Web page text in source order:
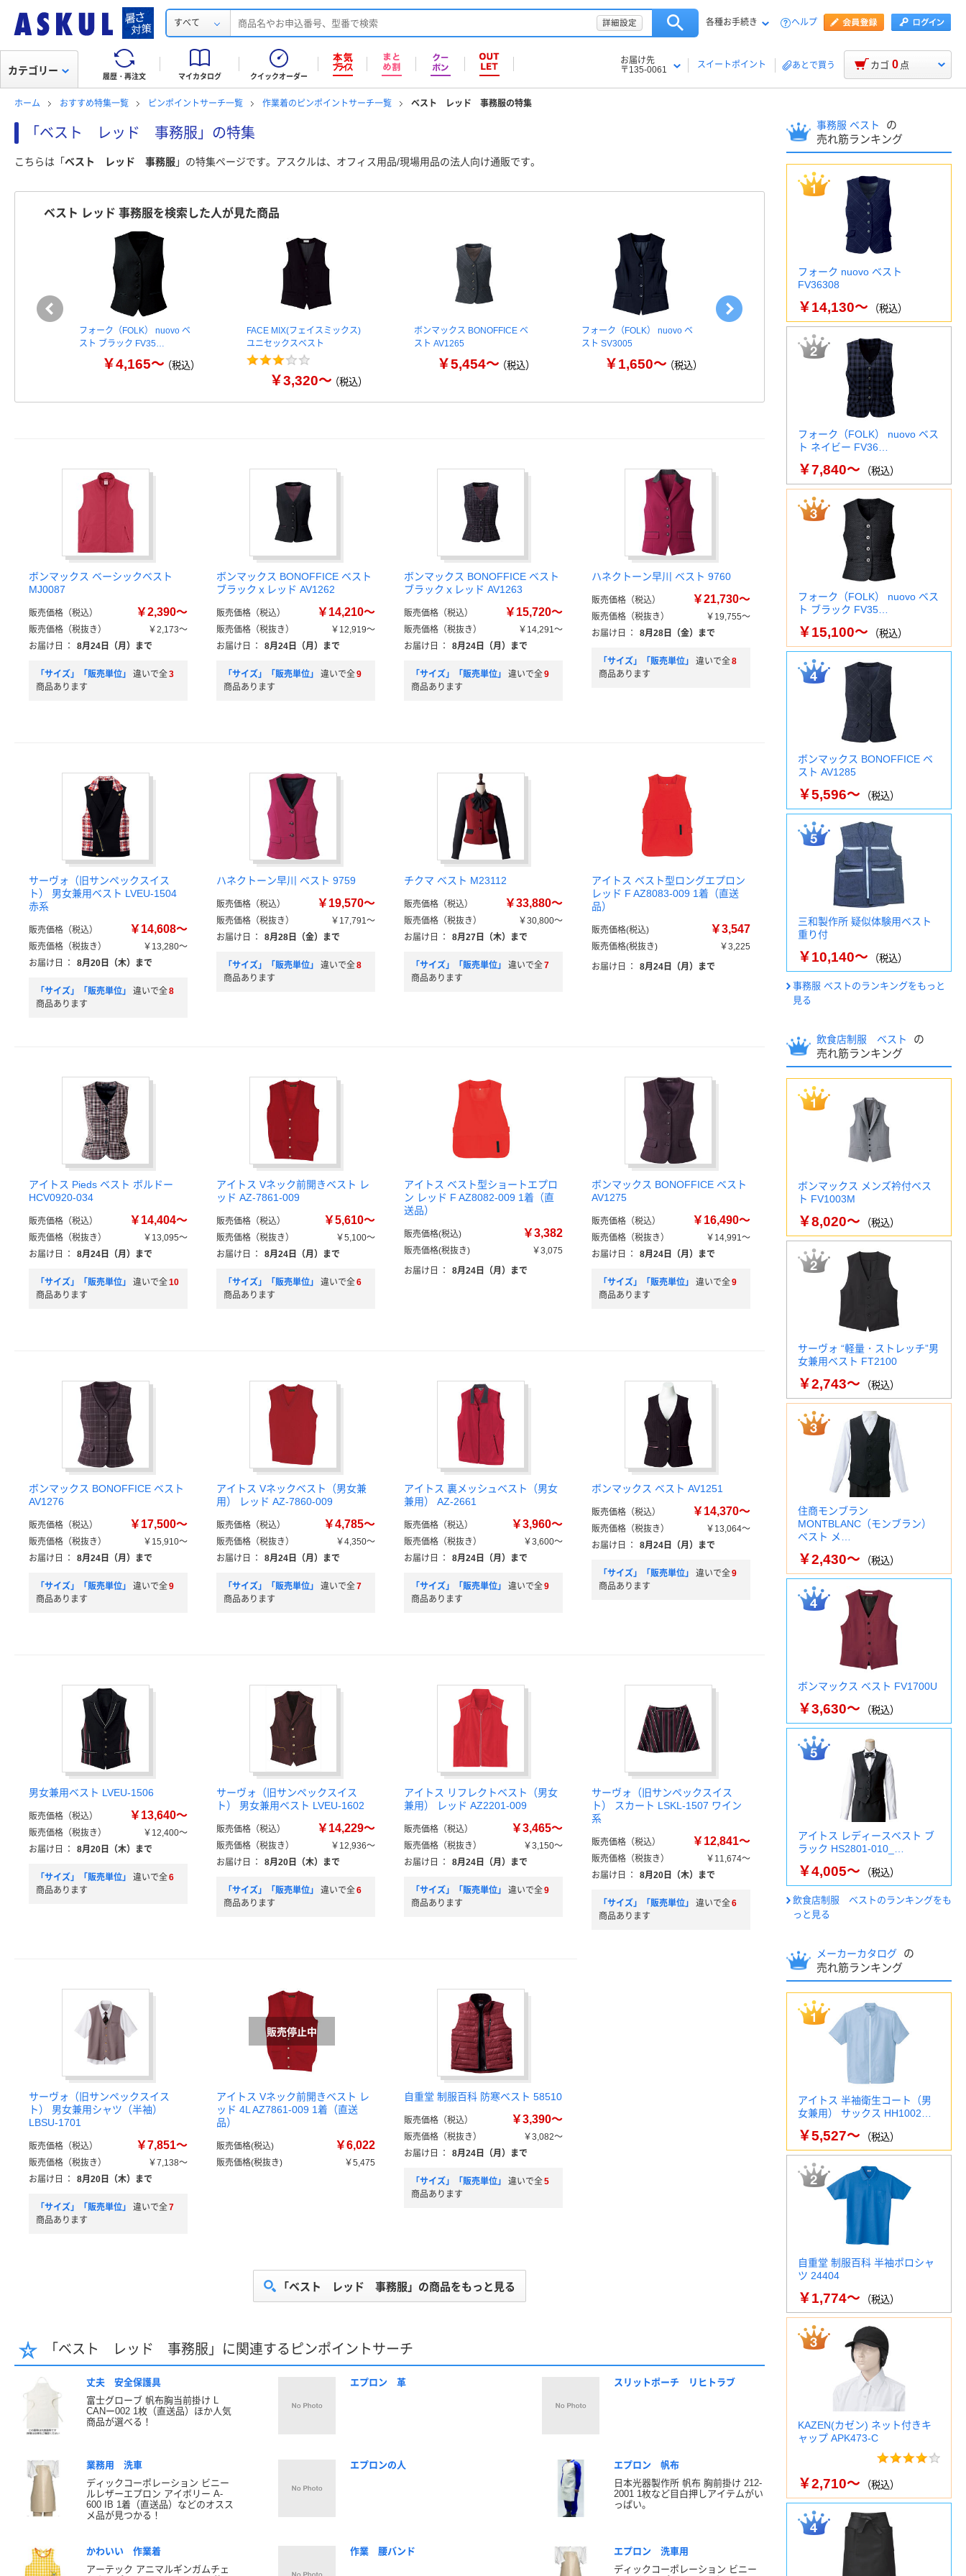
すべて 詳細設定 各種お手続き ヘルプ
履歴・再注文 マイカタログ クイックオーダー
お届け先
〒135-0061
スイートポイント あとで買う
カテゴリー カゴ 0 点
ホーム おすすめ特集一覧 ピンポイントサーチ一覧 作業着のピンポイントサーチ一覧 ベスト レッド 事務服の特集
「ベスト レッド 事務服」の特集
こちらは「ベスト レッド 事務服」の特集ページです。アスクルは、オフィス用品/現場用品の法人向け通販です。
ベスト レッド 事務服を検索した人が見た商品
フォーク（FOLK） nuovo ベ
スト ブラック FV35…
￥4,165～（税込）
FACE MIX(フェイスミックス)
ユニセックスベスト
￥3,320～（税込）
ボンマックス BONOFFICE ベ
スト AV1265
￥5,454～（税込）
フォーク（FOLK） nuovo ベ
スト SV3005
￥1,650～（税込）
スト ブラック FV35…
（税込）
ボンマックス ベーシックベスト
MJ0087
販売価格（税込） ￥2,390～
販売価格（税抜き）
￥2,173～
お届け日
： 8月24日（月）まで
「サイズ」「販売単位」 違いで全3
商品あります
ボンマックス BONOFFICE ベスト
ブラックｘレッド AV1262
販売価格（税込） ￥14,210～
販売価格（税抜き）
￥12,919～
お届け日
： 8月24日（月）まで
「サイズ」「販売単位」 違いで全9
商品あります
ボンマックス BONOFFICE ベスト
ブラックｘレッド AV1263
販売価格（税込） ￥15,720～
販売価格（税抜き）
￥14,291～
お届け日
： 8月24日（月）まで
「サイズ」「販売単位」 違いで全9
商品あります
ハネクトーン早川 ベスト 9760
販売価格（税込） ￥21,730～
販売価格（税抜き）
￥19,755～
お届け日
： 8月28日（金）まで
「サイズ」「販売単位」 違いで全8
商品あります
サーヴォ（旧サンペックスイス
ト） 男女兼用ベスト LVEU-1504
赤系
販売価格（税込） ￥14,608～
販売価格（税抜き）
￥13,280～
お届け日
： 8月20日（木）まで
「サイズ」「販売単位」 違いで全8
商品あります
ハネクトーン早川 ベスト 9759
販売価格（税込） ￥19,570～
販売価格（税抜き）
￥17,791～
お届け日
： 8月28日（金）まで
「サイズ」「販売単位」 違いで全8
商品あります
チクマ ベスト M23112
販売価格（税込） ￥33,880～
販売価格（税抜き）
￥30,800～
お届け日
： 8月27日（木）まで
「サイズ」「販売単位」 違いで全7
商品あります
アイトス ベスト型ロングエプロン
レッド F AZ8083-009 1着（直送
品）
販売価格(税込) ￥3,547
販売価格(税抜き)
￥3,225
お届け日
： 8月24日（月）まで
アイトス Pieds ベスト ボルドー
HCV0920-034
販売価格（税込） ￥14,404～
販売価格（税抜き）
￥13,095～
お届け日
： 8月24日（月）まで
「サイズ」「販売単位」 違いで全10
商品あります
アイトス Vネック前開きベスト レ
ッド AZ-7861-009
販売価格（税込） ￥5,610～
販売価格（税抜き）
￥5,100～
お届け日
： 8月24日（月）まで
「サイズ」「販売単位」 違いで全6
商品あります
アイトス ベスト型ショートエプロ
ン レッド F AZ8082-009 1着（直
送品）
販売価格(税込) ￥3,382
販売価格(税抜き)
￥3,075
お届け日
： 8月24日（月）まで
ボンマックス BONOFFICE ベスト
AV1275
販売価格（税込） ￥16,490～
販売価格（税抜き）
￥14,991～
お届け日
： 8月24日（月）まで
「サイズ」「販売単位」 違いで全9
商品あります
ボンマックス BONOFFICE ベスト
AV1276
販売価格（税込） ￥17,500～
販売価格（税抜き）
￥15,910～
お届け日
： 8月24日（月）まで
「サイズ」「販売単位」 違いで全9
商品あります
アイトス Vネックベスト（男女兼
用） レッド AZ-7860-009
販売価格（税込） ￥4,785～
販売価格（税抜き）
￥4,350～
お届け日
： 8月24日（月）まで
「サイズ」「販売単位」 違いで全7
商品あります
アイトス 裏メッシュベスト（男女
兼用） AZ-2661
販売価格（税込） ￥3,960～
販売価格（税抜き）
￥3,600～
お届け日
： 8月24日（月）まで
「サイズ」「販売単位」 違いで全9
商品あります
ボンマックス ベスト AV1251
販売価格（税込） ￥14,370～
販売価格（税抜き）
￥13,064～
お届け日
： 8月24日（月）まで
「サイズ」「販売単位」 違いで全9
商品あります
男女兼用ベスト LVEU-1506
販売価格（税込） ￥13,640～
販売価格（税抜き）
￥12,400～
お届け日
： 8月20日（木）まで
「サイズ」「販売単位」 違いで全6
商品あります
サーヴォ（旧サンペックスイス
ト） 男女兼用ベスト LVEU-1602
販売価格（税込） ￥14,229～
販売価格（税抜き）
￥12,936～
お届け日
： 8月20日（木）まで
「サイズ」「販売単位」 違いで全6
商品あります
アイトス リフレクトベスト（男女
兼用） レッド AZ2201-009
販売価格（税込） ￥3,465～
販売価格（税抜き）
￥3,150～
お届け日
： 8月24日（月）まで
「サイズ」「販売単位」 違いで全9
商品あります
サーヴォ（旧サンペックスイス
ト） スカート LSKL-1507 ワイン
系
販売価格（税込） ￥12,841～
販売価格（税抜き）
￥11,674～
お届け日
： 8月20日（木）まで
「サイズ」「販売単位」 違いで全6
商品あります
サーヴォ（旧サンペックスイス
ト） 男女兼用シャツ（半袖）
LBSU-1701
販売価格（税込） ￥7,851～
販売価格（税抜き）
￥7,138～
お届け日
： 8月20日（木）まで
「サイズ」「販売単位」 違いで全7
商品あります
アイトス Vネック前開きベスト レ
ッド 4L AZ7861-009 1着（直送
品）
販売価格(税込) ￥6,022
販売価格(税抜き) ￥5,475
自重堂 制服百科 防寒ベスト 58510
販売価格（税込） ￥3,390～
販売価格（税抜き）
￥3,082～
お届け日
： 8月24日（月）まで
「サイズ」「販売単位」 違いで全5
商品あります
「ベスト レッド 事務服」の商品をもっと見る
「ベスト レッド 事務服」に関連するピンポイントサーチ
丈夫 安全保護具
富士グローブ 帆布胸当前掛け L
CANー002 1枚（直送品）ほか人気
商品が選べる！
エプロン 革 スリットポーチ リヒトラブ
業務用 洗車
ディックコーポレーション ビニー
ルレザーエプロン アイボリー A-
600 IB 1着（直送品）などのオスス
メ品が見つかる！
エプロンの人
エプロン 帆布
日本光器製作所 帆布 胸前掛け 212-
2001 1枚など目白押しアイテムがい
っぱい。
かわいい 作業着
アーテック アニマルギンガムチェ
作業 腰バンド
エプロン 洗車用
ディックコーポレーション ビニー
事務服 ベスト
の
売れ筋ランキング
フォーク nuovo ベスト
FV36308
￥14,130～ （税込）
フォーク（FOLK） nuovo ベス
ト ネイビー FV36…
￥7,840～ （税込）
フォーク（FOLK） nuovo ベス
ト ブラック FV35…
￥15,100～ （税込）
ボンマックス BONOFFICE ベ
スト AV1285
￥5,596～ （税込）
三和製作所 疑似体験用ベスト
重り付
￥10,140～ （税込）
事務服 ベストのランキングをもっと
見る
飲食店制服 ベスト
の
売れ筋ランキング
ボンマックス メンズ衿付ベス
ト FV1003M
￥8,020～ （税込）
サーヴォ “軽量・ストレッチ”男
女兼用ベスト FT2100
￥2,743～ （税込）
住商モンブラン
MONTBLANC（モンブラン）
ベスト メ…
￥2,430～ （税込）
ボンマックス ベスト FV1700U
￥3,630～ （税込）
アイトス レディースベスト ブ
ラック HS2801-010_…
￥4,005～ （税込）
飲食店制服 ベストのランキングをも
っと見る
メーカーカタログ
の
売れ筋ランキング
アイトス 半袖衛生コート（男
女兼用） サックス HH1002…
￥5,527～ （税込）
自重堂 制服百科 半袖ポロシャ
ツ 24404
￥1,774～ （税込）
KAZEN(カゼン) ネット付きキ
ャップ APK473-C
￥2,710～ （税込）